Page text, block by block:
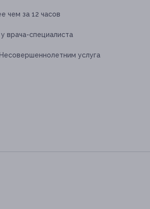
чем за 12 часов
врача-специалиста
услуга